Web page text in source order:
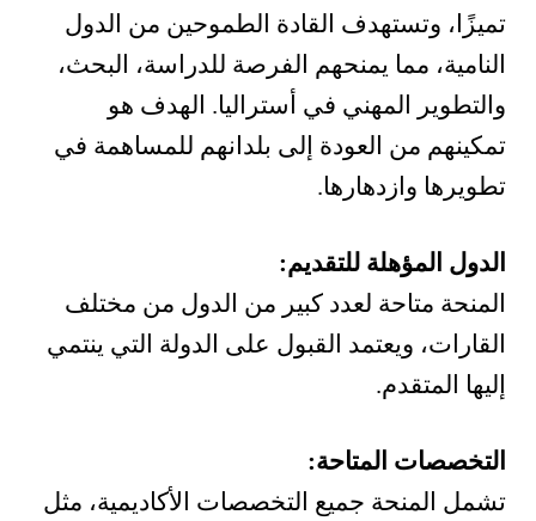
تميزًا، وتستهدف القادة الطموحين من الدول
النامية، مما يمنحهم الفرصة للدراسة، البحث،
والتطوير المهني في أستراليا. الهدف هو
تمكينهم من العودة إلى بلدانهم للمساهمة في
تطويرها وازدهارها.
الدول المؤهلة للتقديم:
المنحة متاحة لعدد كبير من الدول من مختلف
القارات، ويعتمد القبول على الدولة التي ينتمي
إليها المتقدم.
التخصصات المتاحة:
تشمل المنحة جميع التخصصات الأكاديمية، مثل